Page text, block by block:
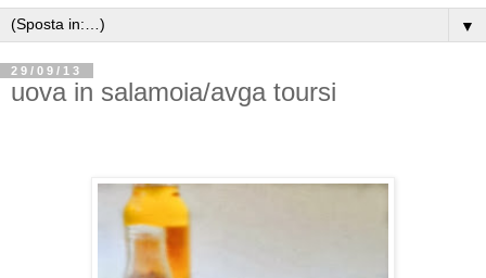
▼
29/09/13
uova in salamoia/avga toursi